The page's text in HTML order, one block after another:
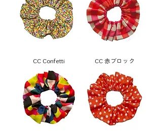
CC Confetti CC 赤ブロック